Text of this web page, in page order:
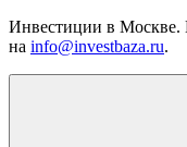
Инвестиции в Москве.
на info@investbaza.ru.